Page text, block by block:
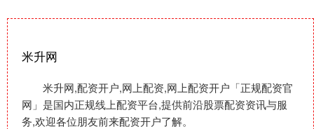
米升网
米升网,配资开户,网上配资,网上配资开户「正规配资官
网」是国内正规线上配资平台,提供前沿股票配资资讯与服
务,欢迎各位朋友前来配资开户了解。